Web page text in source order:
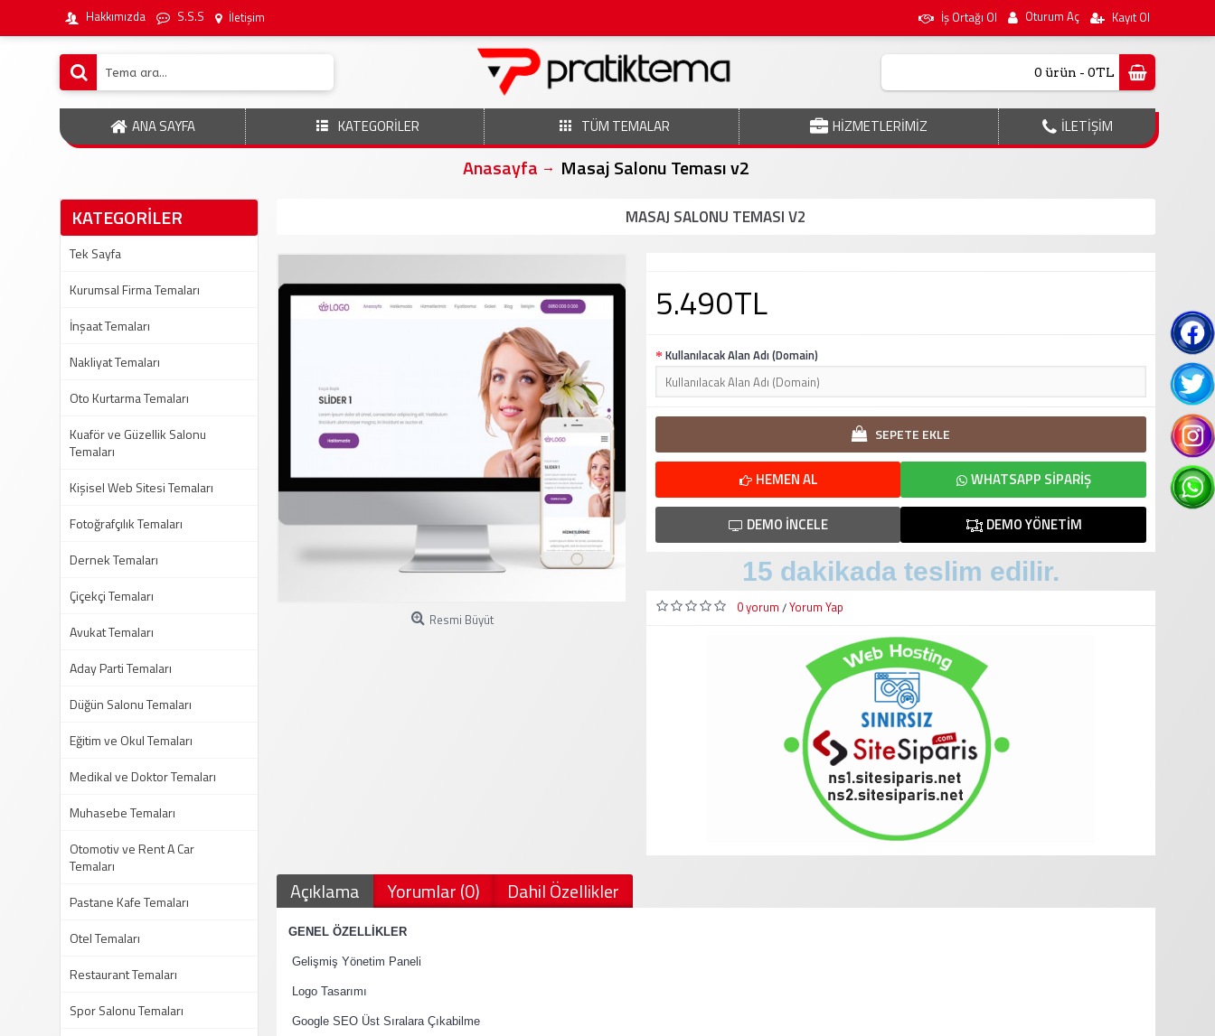
Hakkımızda S.S.S İletişim İş Ortağı Ol Oturum Aç Kayıt Ol
0 ürün - 0TL
ANA SAYFA KATEGORİLER TÜM TEMALAR HİZMETLERİMİZ İLETİŞİM
Anasayfa
Masaj Salonu Teması v2
KATEGORİLER
Tek Sayfa
Kurumsal Firma Temaları
İnşaat Temaları
Nakliyat Temaları
Oto Kurtarma Temaları
Kuaför ve Güzellik Salonu
Temaları
Kişisel Web Sitesi Temaları
Fotoğrafçılık Temaları
Dernek Temaları
Çiçekçi Temaları
Avukat Temaları
Aday Parti Temaları
Düğün Salonu Temaları
Eğitim ve Okul Temaları
Medikal ve Doktor Temaları
Muhasebe Temaları
Otomotiv ve Rent A Car
Temaları
Pastane Kafe Temaları
Otel Temaları
Restaurant Temaları
Spor Salonu Temaları
MASAJ SALONU TEMASI V2
Resmi Büyüt
5.490TL
Kullanılacak Alan Adı (Domain)
SEPETE EKLE
HEMEN AL WHATSAPP SIPARIŞ
DEMO İNCELE DEMO YÖNETIM
15 dakikada teslim edilir.
0 yorum /Yorum Yap
Açıklama Yorumlar (0) Dahil Özellikler
GENEL ÖZELLİKLER
Gelişmiş Yönetim Paneli
Logo Tasarımı
Google SEO Üst Sıralara Çıkabilme